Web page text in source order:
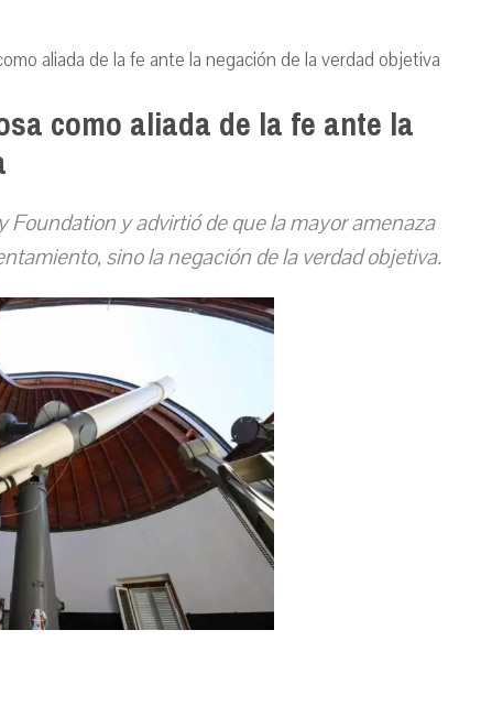
aliada de la fe ante la negación de la verdad objetiva
como aliada de la fe ante la
Foundation y advirtióde que la mayor amenaza
sino la negación de la verdad objetiva.